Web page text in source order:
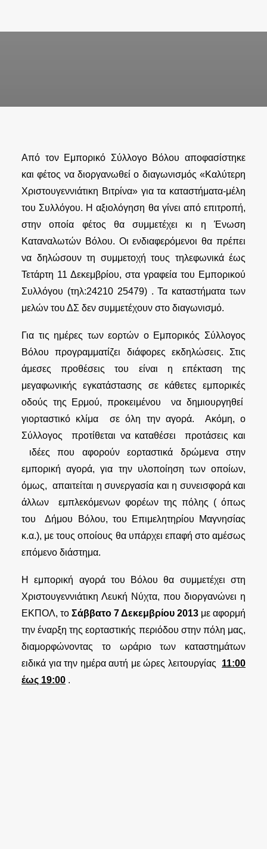
Από τον Εμπορικό Σύλλογο Βόλου αποφασίστηκε
και φέτος να διοργανωθεί ο διαγωνισμός «Καλύτερη
Χριστουγεννιάτικη Βιτρίνα» για τα καταστήματα-μέλη
του Συλλόγου. Η αξιολόγηση θα γίνει από επιτροπή,
στην οποία φέτος θα συμμετέχει κι η Ένωση
Καταναλωτών Βόλου. Οι ενδιαφερόμενοι θα πρέπει
να δηλώσουν τη συμμετοχή τους τηλεφωνικά έως
Τετάρτη 11 Δεκεμβρίου, στα γραφεία του Εμπορικού
Συλλόγου (τηλ:24210 25479) . Τα καταστήματα των
μελών του ΔΣ δεν συμμετέχουν στο διαγωνισμό.
Για τις ημέρες των εορτών ο Εμπορικός Σύλλογος
Βόλου προγραμματίζει διάφορες εκδηλώσεις. Στις
άμεσες προθέσεις του είναι η επέκταση της
μεγαφωνικής εγκατάστασης σε κάθετες εμπορικές
οδούς της Ερμού, προκειμένου να δημιουργηθεί
γιορταστικό κλίμα σε όλη την αγορά. Ακόμη, ο
Σύλλογος προτίθεται να καταθέσει προτάσεις και
ιδέες που αφορούν εορταστικά δρώμενα στην
εμπορική αγορά, για την υλοποίηση των οποίων,
όμως, απαιτείται η συνεργασία και η συνεισφορά και
άλλων εμπλεκόμενων φορέων της πόλης ( όπως
του Δήμου Βόλου, του Επιμελητηρίου Μαγνησίας
κ.α.), με τους οποίους θα υπάρχει επαφή στο αμέσως
επόμενο διάστημα.
Η εμπορική αγορά του Βόλου θα συμμετέχει στη
Χριστουγεννιάτικη Λευκή Νύχτα, που διοργανώνει η
ΕΚΠΟΛ, το Σάββατο 7 Δεκεμβρίου 2013 με αφορμή
την έναρξη της εορταστικής περιόδου στην πόλη μας,
διαμορφώνοντας το ωράριο των καταστημάτων
ειδικά για την ημέρα αυτή με ώρες λειτουργίας 11:00
έως 19:00 .